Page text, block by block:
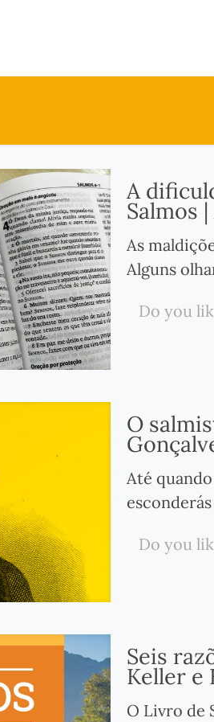
A
Salmos
As
Alguns
Do you
O
Até
Do you
Seis
Keller e
O Livro de